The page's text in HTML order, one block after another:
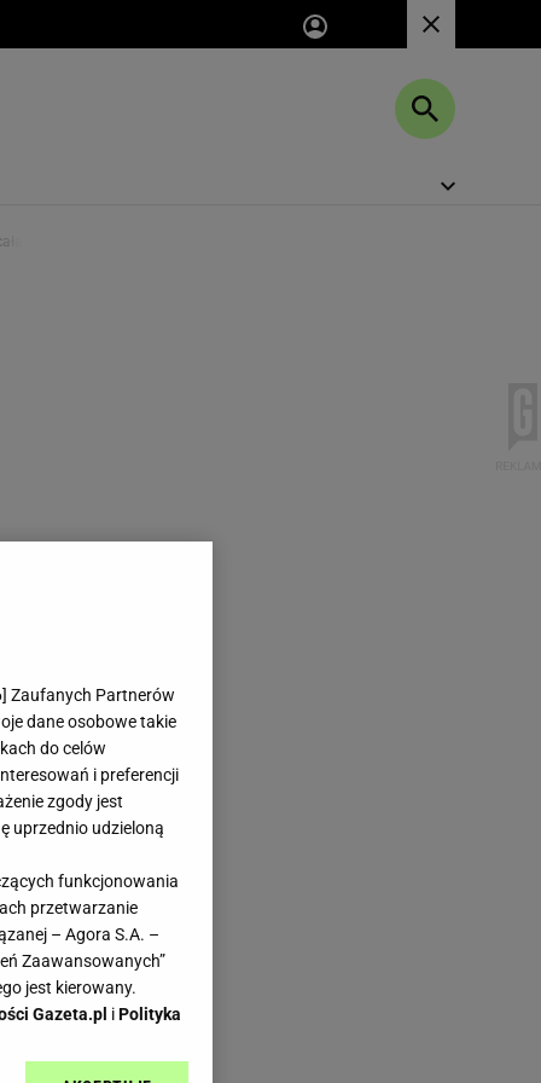
robotę
] Zaufanych Partnerów
dane osobowe takie
do celów
i preferencji
zgody jest
uprzednio udzieloną
funkcjonowania
przetwarzanie
– Agora S.A. –
Zaawansowanych”
jest kierowany.
Gazeta.pl iPolityka